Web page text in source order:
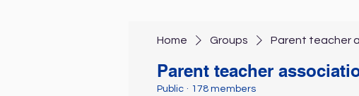
Home Groups Parent teacher
Parent teacher
Public · 178 members